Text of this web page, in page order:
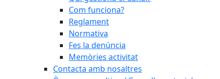
Com funciona?
Reglament
Normativa
Fes la denúncia
Memòries activitat
Contacta amb nosaltres